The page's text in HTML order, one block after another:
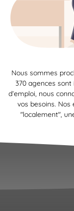
Nous sommes
370 agences
d’emploi, nous
vos besoins.
"localement",